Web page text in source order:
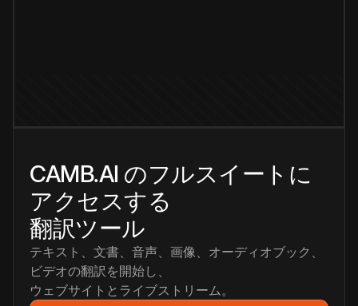
CAMB.AI のフルスイートに
アクセスする
翻訳ツール
テキスト、文書、音声、画像、オーディオブック、
ビデオの翻訳を開始し、
ウェブサイトとライブストリーム。